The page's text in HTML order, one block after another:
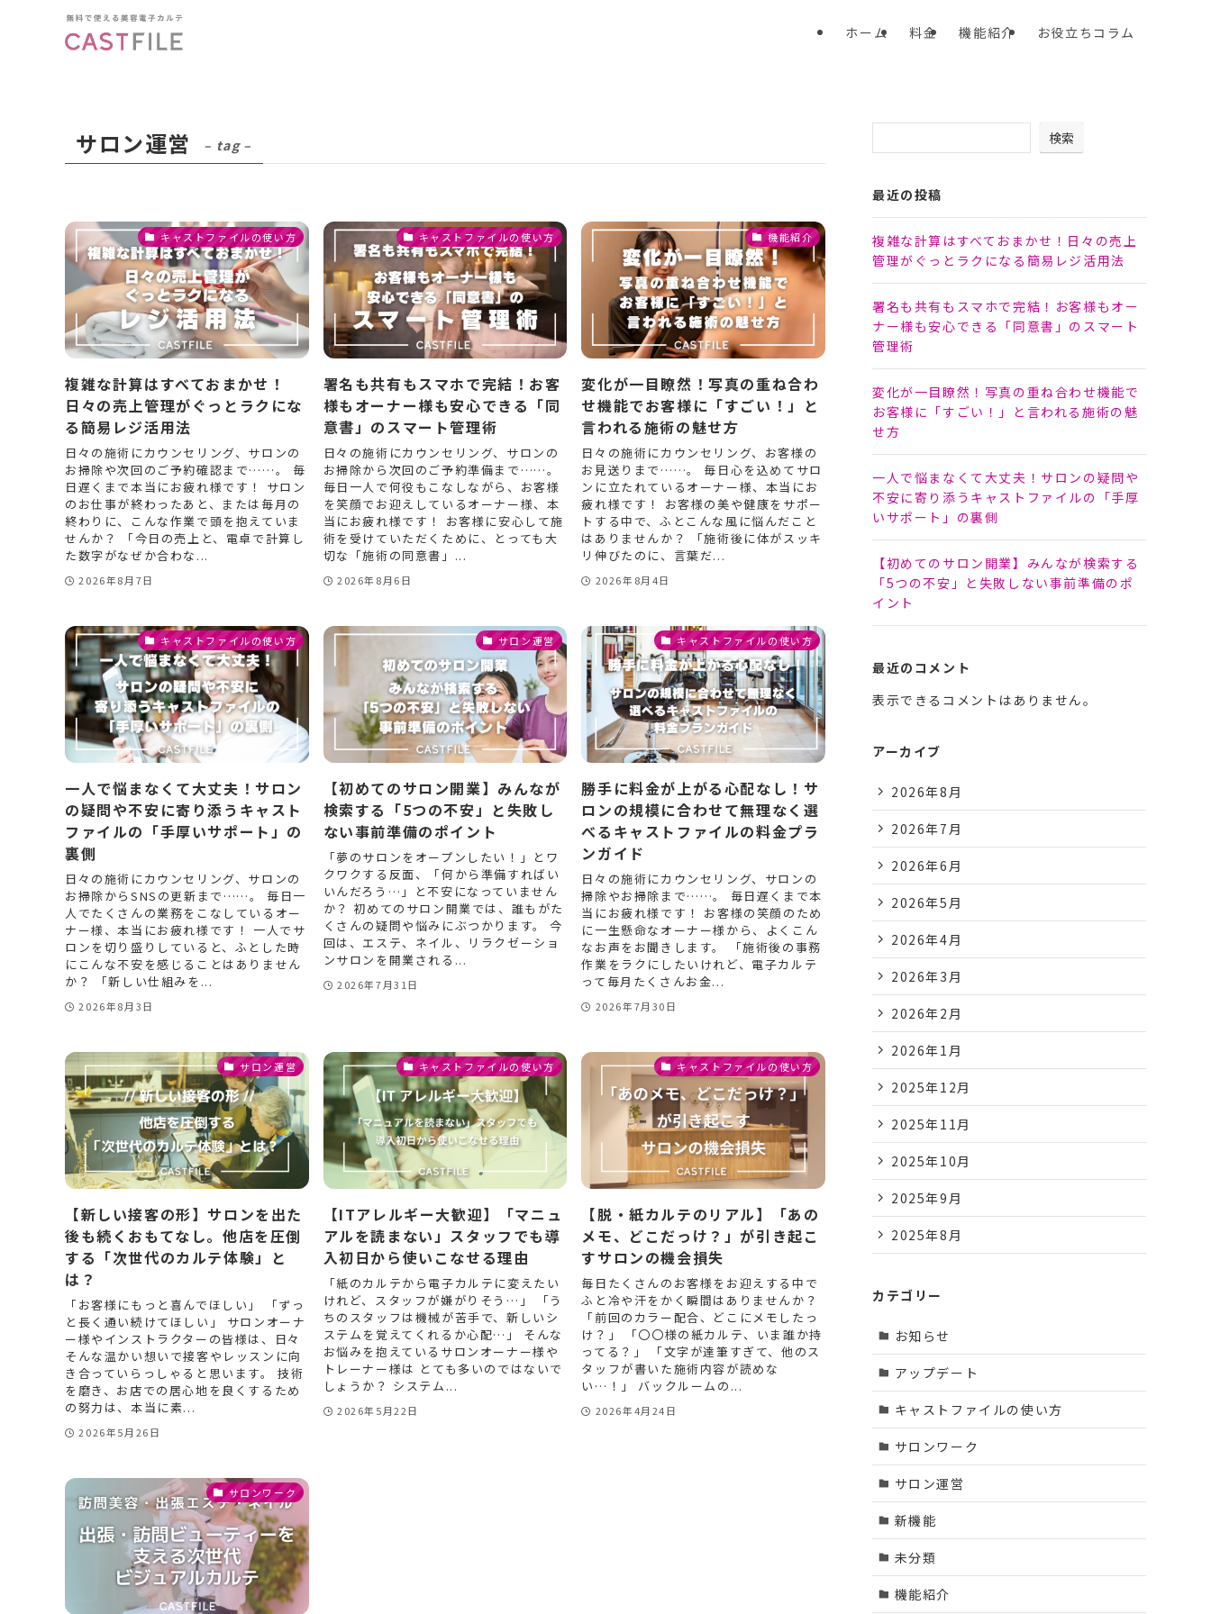
ホーム 料金 機能紹介 お役立ちコラム
サロン運営 – tag –
キャストファイルの使い方
複雑な計算はすべておまかせ！
日々の売上管理がぐっとラクにな
る簡易レジ活用法
日々の施術にカウンセリング、サロンの
お掃除や次回のご予約確認まで……。 毎
日遅くまで本当にお疲れ様です！ サロン
のお仕事が終わったあと、または毎月の
終わりに、こんな作業で頭を抱えていま
せんか？ 「今日の売上と、電卓で計算し
た数字がなぜか合わな...
2026年8月7日
キャストファイルの使い方
署名も共有もスマホで完結！お客
様もオーナー様も安心できる「同
意書」のスマート管理術
日々の施術にカウンセリング、サロンの
お掃除から次回のご予約準備まで……。
毎日一人で何役もこなしながら、お客様
を笑顔でお迎えしているオーナー様、本
当にお疲れ様です！ お客様に安心して施
術を受けていただくために、とっても大
切な「施術の同意書」...
2026年8月6日
機能紹介
変化が一目瞭然！写真の重ね合わ
せ機能でお客様に「すごい！」と
言われる施術の魅せ方
日々の施術にカウンセリング、お客様の
お見送りまで……。 毎日心を込めてサロ
ンに立たれているオーナー様、本当にお
疲れ様です！ お客様の美や健康をサポー
トする中で、ふとこんな風に悩んだこと
はありませんか？ 「施術後に体がスッキ
リ伸びたのに、言葉だ...
2026年8月4日
キャストファイルの使い方
一人で悩まなくて大丈夫！サロン
の疑問や不安に寄り添うキャスト
ファイルの「手厚いサポート」の
裏側
日々の施術にカウンセリング、サロンの
お掃除からSNSの更新まで……。 毎日一
人でたくさんの業務をこなしているオー
ナー様、本当にお疲れ様です！ 一人でサ
ロンを切り盛りしていると、ふとした時
にこんな不安を感じることはありません
か？ 「新しい仕組みを...
2026年8月3日
サロン運営
【初めてのサロン開業】みんなが
検索する「5つの不安」と失敗し
ない事前準備のポイント
「夢のサロンをオープンしたい！」とワ
クワクする反面、「何から準備すればい
いんだろう…」と不安になっていません
か？ 初めてのサロン開業では、誰もがた
くさんの疑問や悩みにぶつかります。 今
回は、エステ、ネイル、リラクゼーショ
ンサロンを開業される...
2026年7月31日
キャストファイルの使い方
勝手に料金が上がる心配なし！サ
ロンの規模に合わせて無理なく選
べるキャストファイルの料金プラ
ンガイド
日々の施術にカウンセリング、サロンの
掃除やお掃除まで……。 毎日遅くまで本
当にお疲れ様です！ お客様の笑顔のため
に一生懸命なオーナー様から、よくこん
なお声をお聞きします。 「施術後の事務
作業をラクにしたいけれど、電子カルテ
って毎月たくさんお金...
2026年7月30日
サロン運営
【新しい接客の形】サロンを出た
後も続くおもてなし。他店を圧倒
する「次世代のカルテ体験」と
は？
「お客様にもっと喜んでほしい」 「ずっ
と長く通い続けてほしい」 サロンオーナ
ー様やインストラクターの皆様は、日々
そんな温かい想いで接客やレッスンに向
き合っていらっしゃると思います。 技術
を磨き、お店での居心地を良くするため
の努力は、本当に素...
2026年5月26日
キャストファイルの使い方
【ITアレルギー大歓迎】「マニュ
アルを読まない」スタッフでも導
入初日から使いこなせる理由
「紙のカルテから電子カルテに変えたい
けれど、スタッフが嫌がりそう…」 「う
ちのスタッフは機械が苦手で、新しいシ
ステムを覚えてくれるか心配…」 そんな
お悩みを抱えているサロンオーナー様や
トレーナー様は とても多いのではないで
しょうか？ システム...
2026年5月22日
キャストファイルの使い方
【脱・紙カルテのリアル】「あの
メモ、どこだっけ？」が引き起こ
すサロンの機会損失
毎日たくさんのお客様をお迎えする中で
ふと冷や汗をかく瞬間はありませんか？
「前回のカラー配合、どこにメモしたっ
け？」 「〇〇様の紙カルテ、いま誰か持
ってる？」 「文字が達筆すぎて、他のス
タッフが書いた施術内容が読めな
い…！」 バックルームの...
2026年4月24日
サロンワーク
検索
最近の投稿
複雑な計算はすべておまかせ！日々の売上
管理がぐっとラクになる簡易レジ活用法
署名も共有もスマホで完結！お客様もオー
ナー様も安心できる「同意書」のスマート
管理術
変化が一目瞭然！写真の重ね合わせ機能で
お客様に「すごい！」と言われる施術の魅
せ方
一人で悩まなくて大丈夫！サロンの疑問や
不安に寄り添うキャストファイルの「手厚
いサポート」の裏側
【初めてのサロン開業】みんなが検索する
「5つの不安」と失敗しない事前準備のポ
イント
最近のコメント
表示できるコメントはありません。
アーカイブ
2026年8月
2026年7月
2026年6月
2026年5月
2026年4月
2026年3月
2026年2月
2026年1月
2025年12月
2025年11月
2025年10月
2025年9月
2025年8月
カテゴリー
お知らせ
アップデート
キャストファイルの使い方
サロンワーク
サロン運営
新機能
未分類
機能紹介